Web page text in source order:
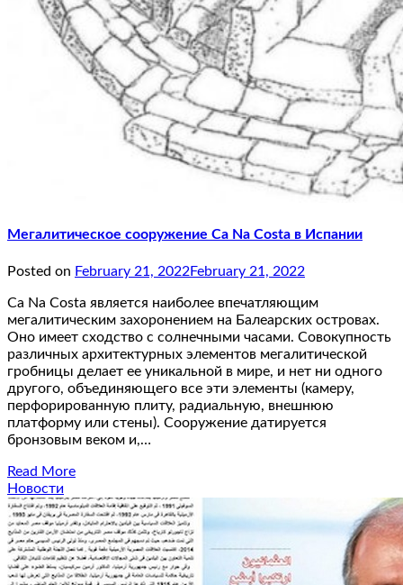
Мегалитическое сооружение Ca Na Costa в Испании
Posted on February 21, 2022February 21, 2022
Ca Na Costa является наиболее впечатляющим
мегалитическим захоронением на Балеарских островах.
Оно имеет сходство с солнечными часами. Совокупность
различных архитектурных элементов мегалитической
гробницы делает ее уникальной в мире, и нет ни одного
другого, объединяющего все эти элементы (камеру,
перфорированную плиту, радиальную, внешнюю
платформу или стены). Сооружение датируется
бронзовым веком и,…
Read More
Новости